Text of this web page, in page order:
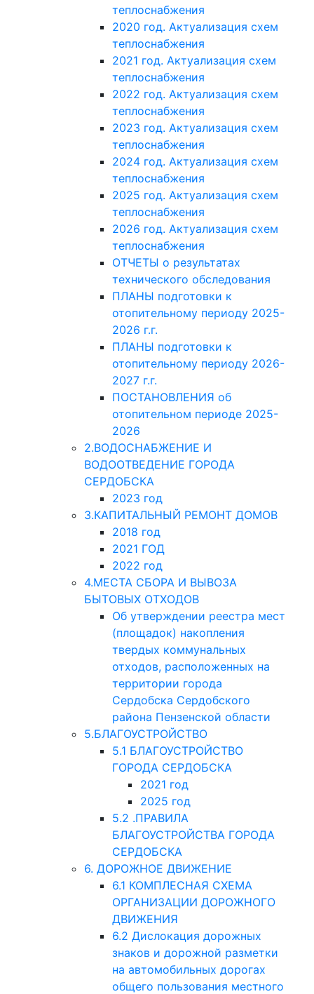
теплоснабжения
2020 год. Актуализация схем
теплоснабжения
2021 год. Актуализация схем
теплоснабжения
2022 год. Актуализация схем
теплоснабжения
2023 год. Актуализация схем
теплоснабжения
2024 год. Актуализация схем
теплоснабжения
2025 год. Актуализация схем
теплоснабжения
2026 год. Актуализация схем
теплоснабжения
ОТЧЕТЫ о результатах
технического обследования
ПЛАНЫ подготовки к
отопительному периоду 2025-
2026 г.г.
ПЛАНЫ подготовки к
отопительному периоду 2026-
2027 г.г.
ПОСТАНОВЛЕНИЯ об
отопительном периоде 2025-
2026
2.ВОДОСНАБЖЕНИЕ И
ВОДООТВЕДЕНИЕ ГОРОДА
СЕРДОБСКА
2023 год
3.КАПИТАЛЬНЫЙ РЕМОНТ ДОМОВ
2018 год
2021 ГОД
2022 год
4.МЕСТА СБОРА И ВЫВОЗА
БЫТОВЫХ ОТХОДОВ
Об утверждении реестра мест
(площадок) накопления
твердых коммунальных
отходов, расположенных на
территории города
Сердобска Сердобского
района Пензенской области
5.БЛАГОУСТРОЙСТВО
5.1 БЛАГОУСТРОЙСТВО
ГОРОДА СЕРДОБСКА
2021 год
2025 год
5.2 .ПРАВИЛА
БЛАГОУСТРОЙСТВА ГОРОДА
СЕРДОБСКА
6. ДОРОЖНОЕ ДВИЖЕНИЕ
6.1 КОМПЛЕСНАЯ СХЕМА
ОРГАНИЗАЦИИ ДОРОЖНОГО
ДВИЖЕНИЯ
6.2 Дислокация дорожных
знаков и дорожной разметки
на автомобильных дорогах
общего пользования местного